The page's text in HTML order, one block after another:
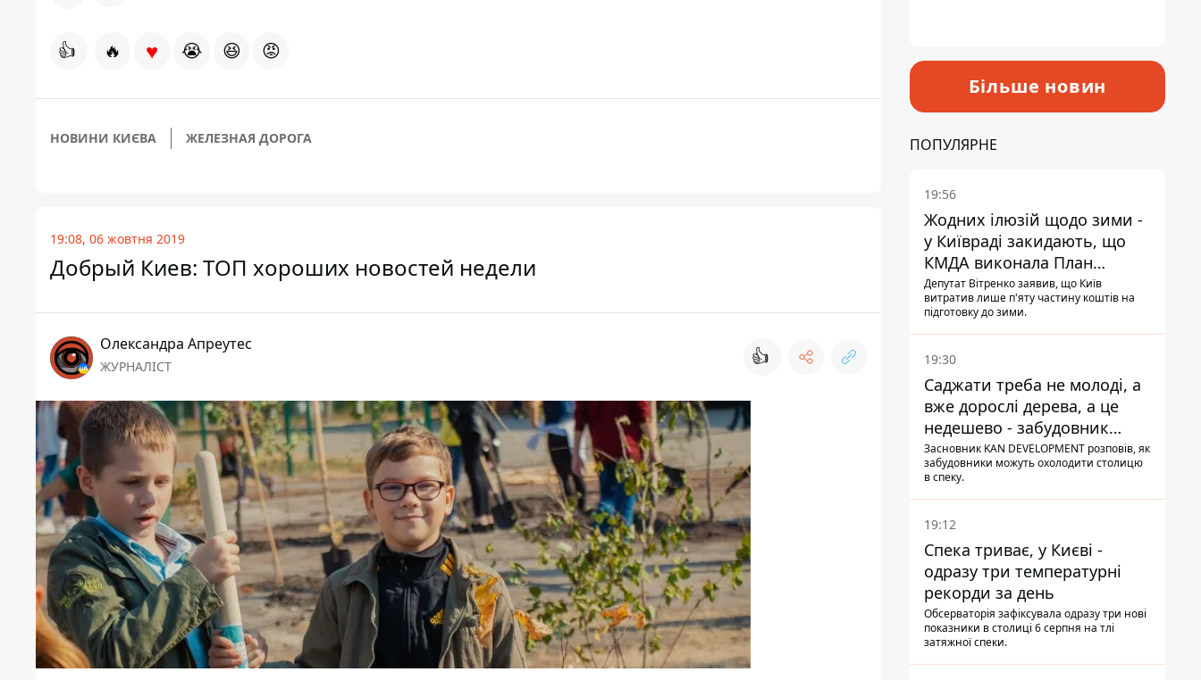
👍 🔥 ♥ 😭 😆 😡
НОВИНИ КИЄВА ЖЕЛЕЗНАЯ ДОРОГА
19:08, 06 жовтня 2019
Добрый Киев: ТОП хороших новостей недели
Олександра Апреутес
ЖУРНАЛІСТ 👍
Більше новин
ПОПУЛЯРНЕ
19:56
Жодних ілюзій щодо зими -
у Київраді закидають, що
КМДА виконала План
стійкості на 20%
Депутат Вітренко заявив, що Київ
витратив лише п'яту частину коштів на
підготовку до зими.
19:30
Саджати треба не молоді, а
вже дорослі дерева, а це
недешево - забудовник
Ніконов
Засновник KAN DEVELOPMENT розповів, як
забудовники можуть охолодити столицю
в спеку.
19:12
Спека триває, у Києві -
одразу три температурні
рекорди за день
Обсерваторія зафіксувала одразу три нові
показники в столиці 6 серпня на тлі
затяжної спеки.